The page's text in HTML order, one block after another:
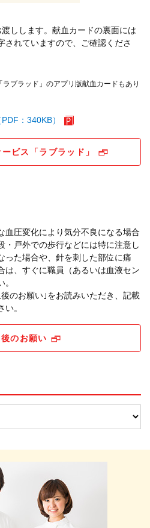
しします。献血カードの裏面には
されていますので、ご確認くださ
ブラッド」のアプリ版献血カードもあり
：340KB）
ビス「ラブラッド」
血圧変化により気分不良になる場合
・戸外での歩行などには特に注意し
った場合や、針を刺した部位に痛
は、すぐに職員（あるいは血液セン
のお願い｣をお読みいただき、記載
。
のお願い